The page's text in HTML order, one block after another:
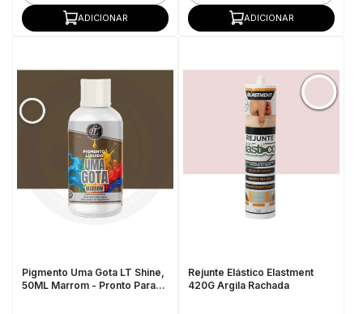
ADICIONAR ADICIONAR
Pigmento Uma Gota LT Shine,
50ML Marrom - Pronto Para
Rejunte Elástico Elastment
420G Argila Rachada